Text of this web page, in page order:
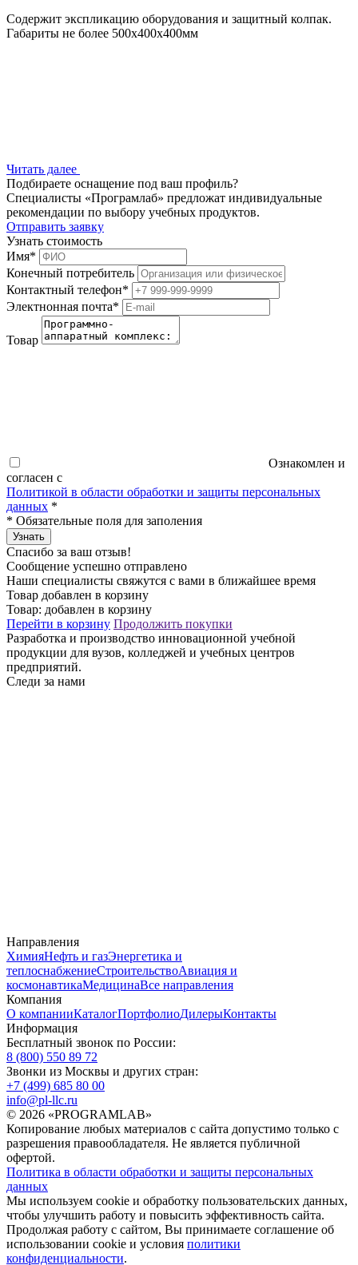
Содержит экспликацию оборудования и защитный колпак.
Габариты не более 500х400х400мм
Читать далее
Подбираете оснащение под ваш профиль?
Специалисты «Програмлаб» предложат индивидуальные
рекомендации по выбору учебных продуктов.
Отправить заявку
Узнать стоимость
Имя*
Конечный потребитель
Контактный телефон*
Электнонная почта*
Товар
Ознакомлен и
согласен с
Политикой в области обработки и защиты персональных
данных *
* Обязательные поля для заполения
Узнать
Спасибо за ваш отзыв!
Сообщение успешно отправлено
Наши специалисты свяжутся с вами в ближайшее время
Товар добавлен в корзину
Товар: добавлен в корзину
Перейти в корзину Продолжить покупки
Разработка и производство инновационной учебной
продукции для вузов, колледжей и учебных центров
предприятий.
Следи за нами
Направления
ХимияНефть и газЭнергетика и
теплоснабжениеСтроительствоАвиация и
космонавтикаМедицинаВсе направления
Компания
О компанииКаталогПортфолиоДилерыКонтакты
Информация
Бесплатный звонок по России:
8 (800) 550 89 72
Звонки из Москвы и других стран:
+7 (499) 685 80 00
info@pl-llc.ru
© 2026 «PROGRAMLAB»
Копирование любых материалов с сайта допустимо только с
разрешения правообладателя. Не является публичной
офертой.
Политика в области обработки и защиты персональных
данных
Мы используем cookie и обработку пользовательских данных,
чтобы улучшить работу и повысить эффективность сайта.
Продолжая работу с сайтом, Вы принимаете соглашение об
использовании cookie и условия политики
конфиденциальности.